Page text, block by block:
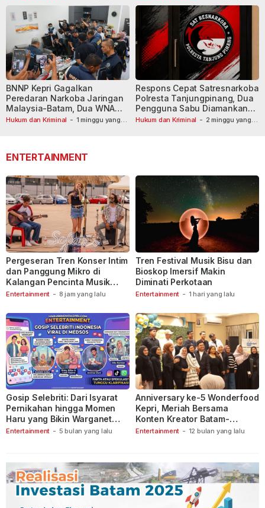
Hukum dan Kriminal - 1 minggu yang
BNNP Kepri Gagalkan
Peredaran Narkoba Jaringan
Malaysia-Batam, Dua WNA
Masih Diburu
Hukum dan Kriminal - 2 minggu yang
Respons Cepat Satresnarkoba
Polresta Tanjungpinang, Dua
Pengguna Sabu Diamankan
Usai Dilaporkan ke Call Center
ENTERTAINMENT
Entertainment - 8 jam yang lalu
Pergeseran Tren Konser Intim
dan Panggung Mikro di
Kalangan Pencinta Musik
Indonesia
Entertainment - 1 hari yang lalu
Tren Festival Musik Bisu dan
Bioskop Imersif Makin
Diminati Perkotaan
Entertainment - 5 bulan yang lalu
Gosip Selebriti: Dari Isyarat
Pernikahan hingga Momen
Haru yang Bikin Warganet
Berspekulasi
Entertainment - 12 bulan yang lalu
Anniversary ke-5 Wonderfood
Kepri, Meriah Bersama
Konten Kreator Batam-
Tanjungpinang